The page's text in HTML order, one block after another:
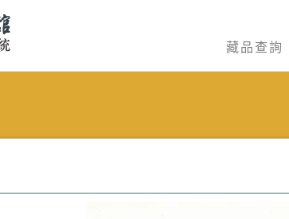
藏品查詢